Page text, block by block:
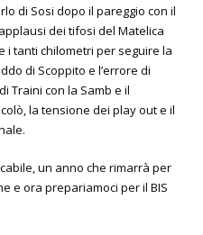
di Sosi dopo il pareggio con il
dei tifosi del Matelica
tanti chilometri per seguire la
di Scoppito e l’errore di
Traini con la Samb e il
la tensione dei play out e il
un anno che rimarrà per
e ora prepariamoci per il BIS